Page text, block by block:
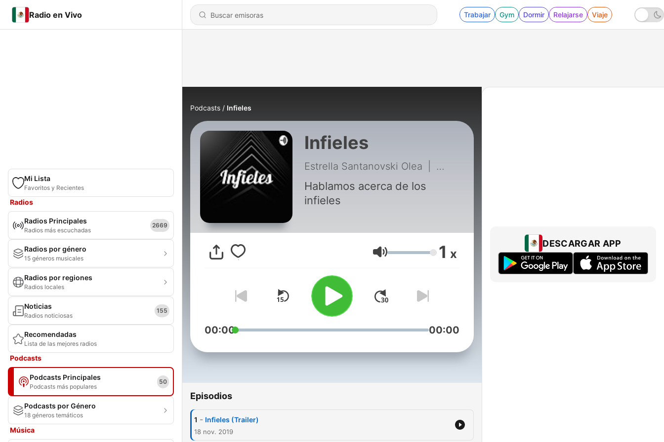
Radio en Vivo Trabajar Gym Dormir Relajarse Viaje
Mi Lista
Favoritos y Recientes
Radios
Radios Principales
Radios más escuchadas
2669
Radios por género
15 géneros musicales
Radios por regiones
Radios locales
Noticias
Radios noticiosas
155
Recomendadas
Lista de las mejores radios
Podcasts
Podcasts Principales
Podcasts más populares
50
Podcasts por Género
18 géneros temáticos
Música
Podcasts Infieles
Infieles
Estrella Santanovski Olea 1 - Infieles (Trailer)
Hablamos acerca de los
infieles
Volumen 1 x
00:00 00:00
Episodios
1 - Infieles (Trailer)
18 nov. 2019
DESCARGAR APP